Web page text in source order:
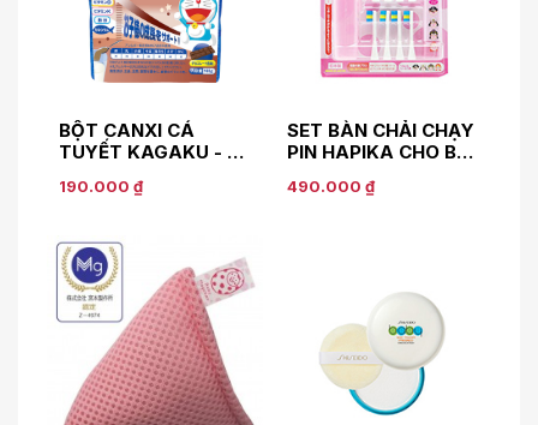
BỘT CANXI CÁ
TUYẾT KAGAKU - VỊ
190.000 ₫
SET BÀN CHẢI CHẠY
PIN HAPIKA CHO BÉ
490.000 ₫